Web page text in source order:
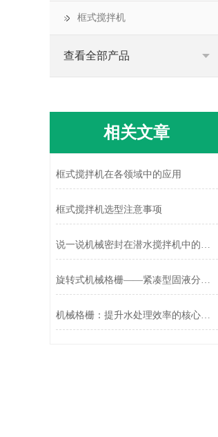
框式搅拌机
查看全部产品
相关文章
框式搅拌机在各领域中的应用
框式搅拌机选型注意事项
说一说机械密封在潜水搅拌机中的作用
旋转式机械格栅——紧凑型固液分离的灵活选择
机械格栅：提升水处理效率的核心设备